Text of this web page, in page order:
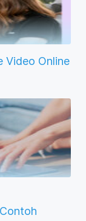
Video Online